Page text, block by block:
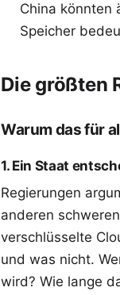
China könnten
Speicher
Die größten
Warum das für
1. Ein Staat
Regierungen
anderen
verschlüsselte
und was nicht.
wird? Wie lange